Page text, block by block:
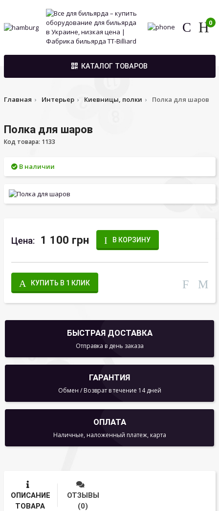
0
КАТАЛОГ ТОВАРОВ
Главная Интерьер Киевницы, полки Полка для шаров
Полка для шаров
Код товара: 1133
В наличии
Цена: 1 100 грн В КОРЗИНУ
КУПИТЬ В 1 КЛИК
БЫСТРАЯ ДОСТАВКА
Отправка в день заказа
ГАРАНТИЯ
Обмен / Возврат в течение 14 дней
ОПЛАТА
Наличные, наложенный платеж, карта
ОПИСАНИЕ
ТОВАРА
ОТЗЫВЫ
(0)